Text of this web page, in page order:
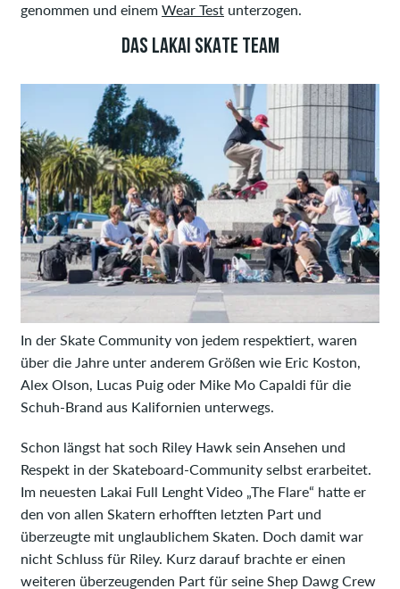
genommen und einem Wear Test unterzogen.
DAS LAKAI SKATE TEAM
In der Skate Community von jedem respektiert, waren
über die Jahre unter anderem Größen wie Eric Koston,
Alex Olson, Lucas Puig oder Mike Mo Capaldi für die
Schuh-Brand aus Kalifornien unterwegs.
Schon längst hat soch Riley Hawk sein Ansehen und
Respekt in der Skateboard-Community selbst erarbeitet.
Im neuesten Lakai Full Lenght Video „The Flare“ hatte er
den von allen Skatern erhofften letzten Part und
überzeugte mit unglaublichem Skaten. Doch damit war
nicht Schluss für Riley. Kurz darauf brachte er einen
weiteren überzeugenden Part für seine Shep Dawg Crew